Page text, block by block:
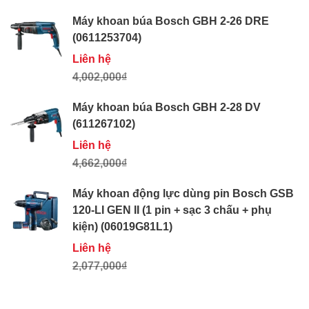
Máy khoan búa Bosch GBH 2-26 DRE
(0611253704)
Liên hệ
4,002,000₫
Máy khoan búa Bosch GBH 2-28 DV
(611267102)
Liên hệ
4,662,000₫
Máy khoan động lực dùng pin Bosch GSB
120-LI GEN II (1 pin + sạc 3 chấu + phụ
kiện) (06019G81L1)
Liên hệ
2,077,000₫